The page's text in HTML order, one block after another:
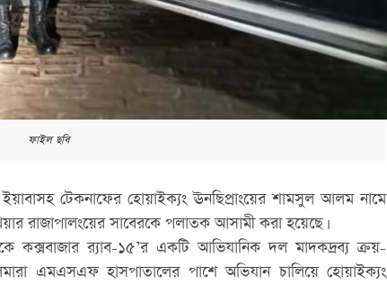
ফাইল ছবি
টেকনাফের হোয়াইক্যং ঊনছিপ্রাংয়ের শামসুল আলম নামে
রাজাপালংয়ের সাবেরকে পলাতক আসামী করা হয়েছে।
কক্সবাজার র‌্যাব-১৫’র একটি আভিযানিক দল মাদকদ্রব্য ক্রয়-
এমএসএফ হাসপাতালের পাশে অভিযান চালিয়ে হোয়াইক্যং